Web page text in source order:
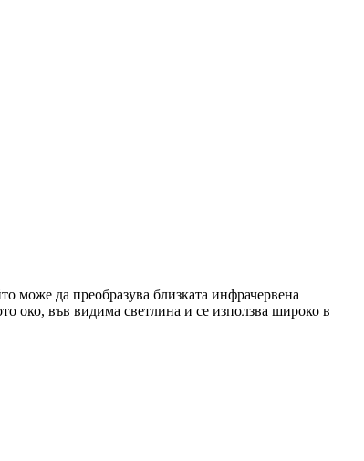
може да преобразува близката инфрачервена
око, във видима светлина и се използва широко в